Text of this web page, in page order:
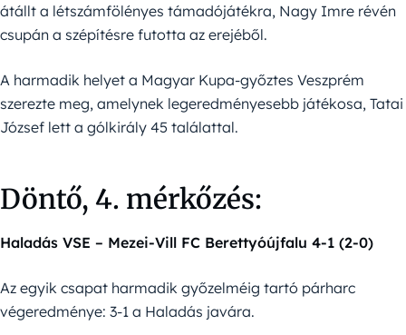
átállt a létszámfölényes támadójátékra, Nagy Imre révén
csupán a szépítésre futotta az erejéből.
A harmadik helyet a Magyar Kupa-győztes Veszprém
szerezte meg, amelynek legeredményesebb játékosa, Tatai
József lett a gólkirály 45 találattal.
Döntő, 4. mérkőzés:
Haladás VSE – Mezei-Vill FC Berettyóújfalu 4-1 (2-0)
Az egyik csapat harmadik győzelméig tartó párharc
végeredménye: 3-1 a Haladás javára.